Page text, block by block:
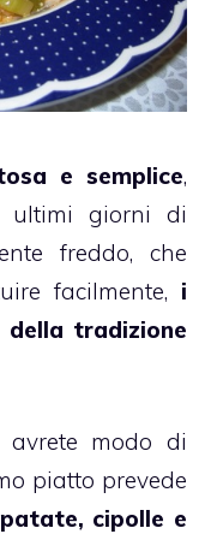
e semplice,
ultimi giorni di
freddo, che
facilmente, i
tradizione
avrete modo di
piatto prevede
cipolle e